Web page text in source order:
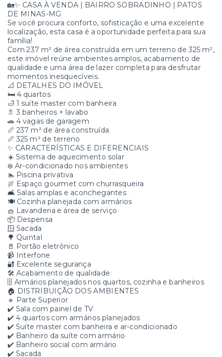
🏡✨ CASA À VENDA | BAIRRO SOBRADINHO | PATOS
DE MINAS-MG
Se você procura conforto, sofisticação e uma excelente
localização, esta casa é a oportunidade perfeita para sua
família!
Com 237 m² de área construída em um terreno de 325 m²,
este imóvel reúne ambientes amplos, acabamento de
qualidade e uma área de lazer completa para desfrutar
momentos inesquecíveis.
📐 DETALHES DO IMÓVEL
🛏️ 4 quartos
🛁 1 suíte master com banheira
🚿 3 banheiros + lavabo
🚗 4 vagas de garagem
📏 237 m² de área construída
📏 325 m² de terreno
✨ CARACTERÍSTICAS E DIFERENCIAIS
☀️ Sistema de aquecimento solar
❄️ Ar-condicionado nos ambientes
🏊 Piscina privativa
🍖 Espaço gourmet com churrasqueira
🛋️ Salas amplas e aconchegantes
🍽️ Cozinha planejada com armários
🧺 Lavanderia e área de serviço
📦 Despensa
🪟 Sacada
🌳 Quintal
🚪 Portão eletrônico
📹 Interfone
🔐 Excelente segurança
🛠️ Acabamento de qualidade
🗄️ Armários planejados nos quartos, cozinha e banheiros
🏠 DISTRIBUIÇÃO DOS AMBIENTES
🔹 Parte Superior
✔️ Sala com painel de TV
✔️ 4 quartos com armários planejados
✔️ Suíte master com banheira e ar-condicionado
✔️ Banheiro da suíte com armário
✔️ Banheiro social com armário
✔️ Sacada